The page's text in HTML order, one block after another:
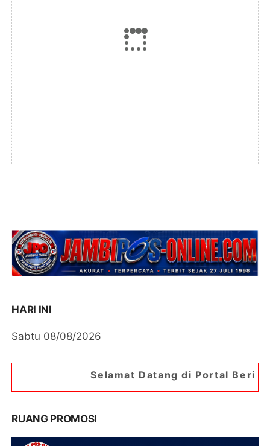
HARI INI
Sabtu 08/08/2026
Selamat Datang di Portal Berita Jambipos
RUANG PROMOSI